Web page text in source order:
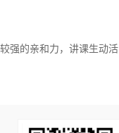
强的亲和力，讲课生动活